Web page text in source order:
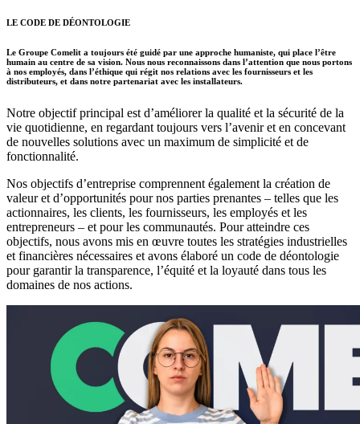
LE CODE DE DÉONTOLOGIE
Le Groupe Comelit a toujours été guidé par une approche humaniste, qui place l’être
humain au centre de sa vision. Nous nous reconnaissons dans l’attention que nous portons
à nos employés, dans l’éthique qui régit nos relations avec les fournisseurs et les
distributeurs, et dans notre partenariat avec les installateurs.
Notre objectif principal est d’améliorer la qualité et la sécurité de la
vie quotidienne, en regardant toujours vers l’avenir et en concevant
de nouvelles solutions avec un maximum de simplicité et de
fonctionnalité.
Nos objectifs d’entreprise comprennent également la création de
valeur et d’opportunités pour nos parties prenantes – telles que les
actionnaires, les clients, les fournisseurs, les employés et les
entrepreneurs – et pour les communautés. Pour atteindre ces
objectifs, nous avons mis en œuvre toutes les stratégies industrielles
et financières nécessaires et avons élaboré un code de déontologie
pour garantir la transparence, l’équité et la loyauté dans tous les
domaines de nos actions.